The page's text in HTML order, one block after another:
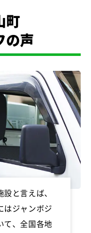
町
の声
と言えば、
はジャンボジ
て、全国各地